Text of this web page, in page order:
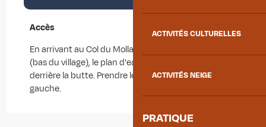
ACTIVITÉS CULTURELLES
ACTIVITÉS NEIGE
PRATIQUE
Accès
Accès
En arrivant au Col du Mollard depuis le Chef-lieu
(bas du village), le plan d'eau se situe sur la gauche,
derrière la butte. Prendre le chemin qui monte à
gauche.